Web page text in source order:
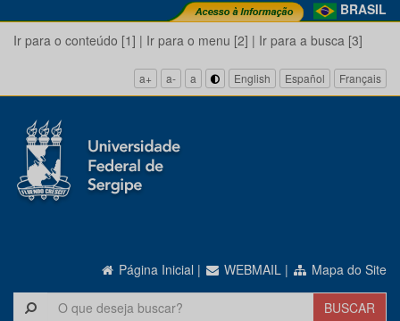
BRASIL
Ir para o conteúdo [1] | Ir para o menu [2] | Ir para a busca [3]
a+ a- a English Español Français
Página Inicial | WEBMAIL | Mapa do Site